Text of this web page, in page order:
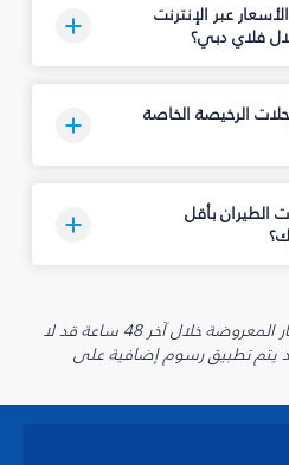
عبر الإنترنت
فلاي دبي؟
الرخيصة الخاصة
الطيران بأقل
* تم الحصول على جميع الأسعار المعروضة خلال آخر 48 ساعة قد لا
يتم تطبيق رسوم إضافية على